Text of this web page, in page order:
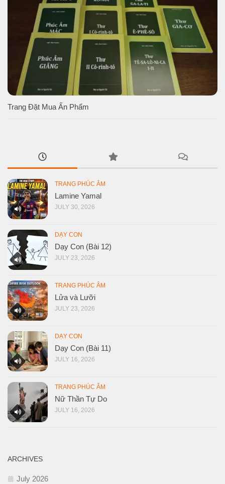
Trang Đặt Mua Ấn Phẩm
TRANG PHÚC ÂM
Lamine Yamal
JULY 30, 2026
DẠY CON
Dạy Con (Bài 12)
JULY 23, 2026
TRANG PHÚC ÂM
Lửa và Lưỡi
JULY 23, 2026
DẠY CON
Dạy Con (Bài 11)
JULY 16, 2026
TRANG PHÚC ÂM
Nữ Thần Tự Do
JULY 16, 2026
ARCHIVES
July 2026